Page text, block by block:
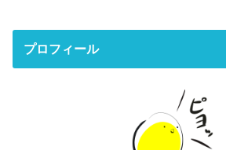
プロフィール